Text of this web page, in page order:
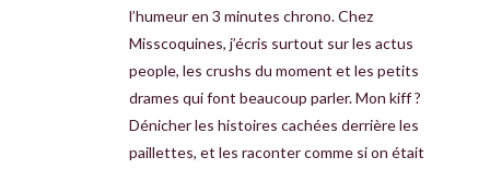
l’humeur en 3 minutes chrono. Chez
Misscoquines, j’écris surtout sur les actus
people, les crushs du moment et les petits
drames qui font beaucoup parler. Mon kiff ?
Dénicher les histoires cachées derrière les
paillettes, et les raconter comme si on était